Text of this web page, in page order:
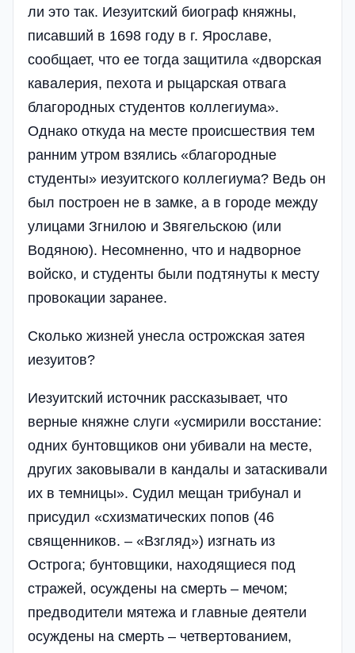
ли это так. Иезуитский биограф княжны,
писавший в 1698 году в г. Ярославе,
сообщает, что ее тогда защитила «дворская
кавалерия, пехота и рыцарская отвага
благородных студентов коллегиума».
Однако откуда на месте происшествия тем
ранним утром взялись «благородные
студенты» иезуитского коллегиума? Ведь он
был построен не в замке, а в городе между
улицами Згнилою и Звягельскою (или
Водяною). Несомненно, что и надворное
войско, и студенты были подтянуты к месту
провокации заранее.
Сколько жизней унесла острожская затея
иезуитов?
Иезуитский источник рассказывает, что
верные княжне слуги «усмирили восстание:
одних бунтовщиков они убивали на месте,
других заковывали в кандалы и затаскивали
их в темницы». Судил мещан трибунал и
присудил «схизматических попов (46
священников. – «Взгляд») изгнать из
Острога; бунтовщики, находящиеся под
стражей, осуждены на смерть – мечом;
предводители мятежа и главные деятели
осуждены на смерть – четвертованием,